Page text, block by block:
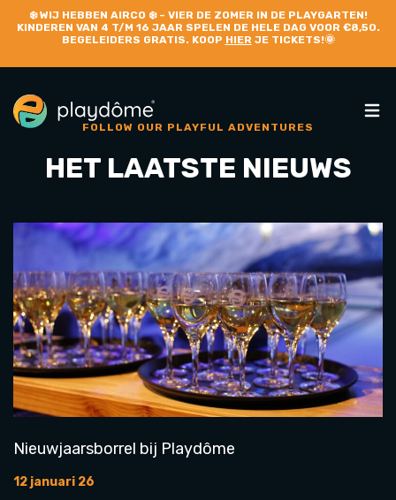
❄️WIJ HEBBEN AIRCO ❄️ – VIER DE ZOMER IN DE PLAYGARTEN!
KINDEREN VAN 4 T/M 16 JAAR SPELEN DE HELE DAG VOOR €8,50.
BEGELEIDERS GRATIS. KOOP HIERJE TICKETS!🌞
FOLLOW OUR PLAYFUL ADVENTURES
HET LAATSTE NIEUWS
Nieuwjaarsborrel bij Playdôme
12 januari 26